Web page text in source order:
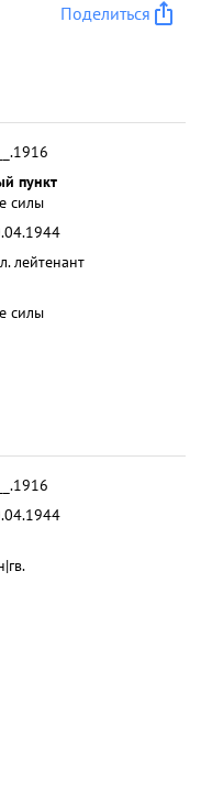
Поделиться
пункт
силы
лейтенант
силы